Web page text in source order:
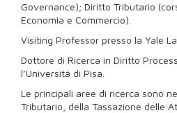
Governance); Diritto Tributario
Economia e Commercio).
Visiting Professor presso la Yale
Dottore di Ricerca in Diritto
l’Università di Pisa.
Le principali aree di ricerca sono
Tributario, della Tassazione delle